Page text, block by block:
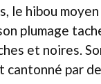
le hibou
plumage
et noires.
cantonné par